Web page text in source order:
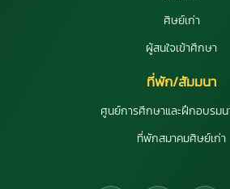
ศิษย์เก่า
ผู้สนใจเข้าศึกษา
ที่พัก/สัมมนา
ศูนย์การศึกษาและฝึกอบรมน
ที่พักสมาคมศิษย์เก่า